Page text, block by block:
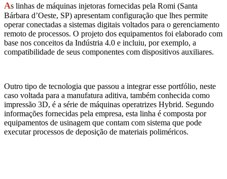
As linhas de máquinas injetoras fornecidas pela Romi (Santa
Bárbara d’Oeste, SP) apresentam configuração que lhes permite
operar conectadas a sistemas digitais voltados para o gerenciamento
remoto de processos. O projeto dos equipamentos foi elaborado com
base nos conceitos da Indústria 4.0 e incluiu, por exemplo, a
compatibilidade de seus componentes com dispositivos auxiliares.
Outro tipo de tecnologia que passou a integrar esse portfólio, neste
caso voltada para a manufatura aditiva, também conhecida como
impressão 3D, é a série de máquinas operatrizes Hybrid. Segundo
informações fornecidas pela empresa, esta linha é composta por
equipamentos de usinagem que contam com sistema que pode
executar processos de deposição de materiais poliméricos.